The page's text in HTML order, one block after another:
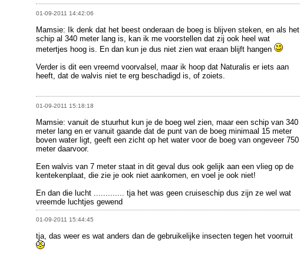
01-09-2011 14:42:06
Mamsie: Ik denk dat het beest onderaan de boeg is blijven steken, en als het
schip al 340 meter lang is, kan ik me voorstellen dat zij ook heel wat
metertjes hoog is. En dan kun je dus niet zien wat eraan blijft hangen
Verder is dit een vreemd voorvalsel, maar ik hoop dat Naturalis er iets aan
heeft, dat de walvis niet te erg beschadigd is, of zoiets.
01-09-2011 15:18:18
Mamsie: vanuit de stuurhut kun je de boeg wel zien, maar een schip van 340
meter lang en er vanuit gaande dat de punt van de boeg minimaal 15 meter
boven water ligt, geeft een zicht op het water voor de boeg van ongeveer 750
meter daarvoor.
Een walvis van 7 meter staat in dit geval dus ook gelijk aan een vlieg op de
kentekenplaat, die zie je ook niet aankomen, en voel je ook niet!
En dan die lucht ............. tja het was geen cruiseschip dus zijn ze wel wat
vreemde luchtjes gewend
01-09-2011 15:44:45
tja, das weer es wat anders dan de gebruikelijke insecten tegen het voorruit